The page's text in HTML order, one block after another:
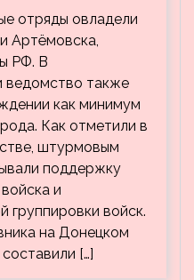
отряды овладели
Артёмовска,
РФ. В
также
как минимум
Как отметили в
штурмовым
поддержку
и
войск.
на Донецком
[…]